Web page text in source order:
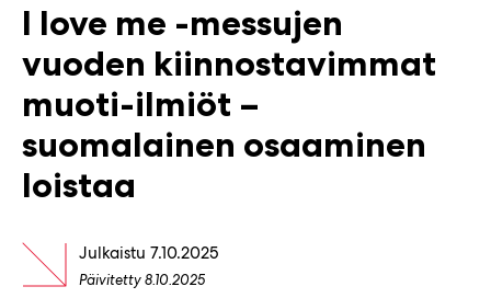
I love me -messujen
vuoden kiinnostavimmat
muoti-ilmiöt –
suomalainen osaaminen
loistaa
Julkaistu7.10.2025
Päivitetty8.10.2025